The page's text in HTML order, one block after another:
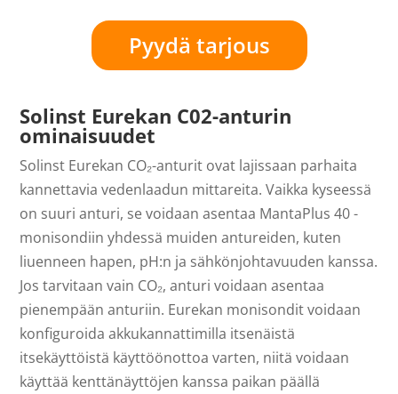
Pyydä tarjous
Solinst Eurekan C02-anturin
ominaisuudet
Solinst Eurekan CO₂-anturit ovat lajissaan parhaita
kannettavia vedenlaadun mittareita. Vaikka kyseessä
on suuri anturi, se voidaan asentaa MantaPlus 40 -
monisondiin yhdessä muiden antureiden, kuten
liuenneen hapen, pH:n ja sähkönjohtavuuden kanssa.
Jos tarvitaan vain CO₂, anturi voidaan asentaa
pienempään anturiin. Eurekan monisondit voidaan
konfiguroida akkukannattimilla itsenäistä
itsekäyttöistä käyttöönottoa varten, niitä voidaan
käyttää kenttänäyttöjen kanssa paikan päällä